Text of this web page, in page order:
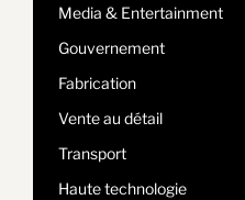
Media & Entertainment
Gouvernement
Fabrication
Vente au détail
Transport
Haute technologie